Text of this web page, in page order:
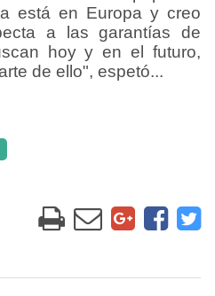
está en Europa y creo
a las garantías de
hoy y en el futuro,
de ello", espetó...